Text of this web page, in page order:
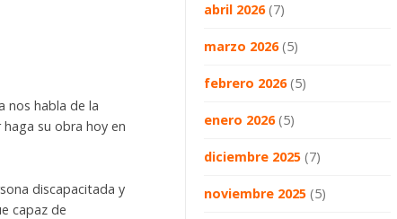
nos habla de la
su obra hoy en
discapacitada y
capaz de
abril 2026(7)
marzo 2026(5)
febrero 2026(5)
enero 2026(5)
diciembre 2025 (7)
noviembre 2025 (5)